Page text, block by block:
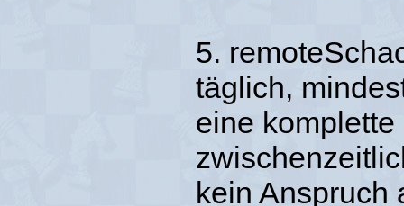
5.
täglich,
eine
kein Anspruch